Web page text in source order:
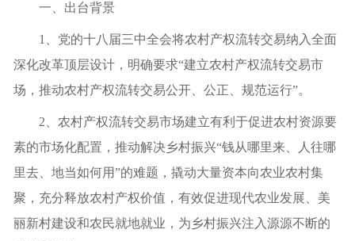
一、出台背景
1、党的十八届三中全会将农村产权流转交易纳入全面
深化改革顶层设计，明确要求“建立农村产权流转交易市
场，推动农村产权流转交易公开、公正、规范运行”。
2、农村产权流转交易市场建立有利于促进农村资源要
素的市场化配置，推动解决乡村振兴“钱从哪里来、人往哪
里去、地当如何用”的难题，撬动大量资本向农业农村集
聚，充分释放农村产权价值，有效促进现代农业发展、美
丽新村建设和农民就地就业，为乡村振兴注入源源不断的